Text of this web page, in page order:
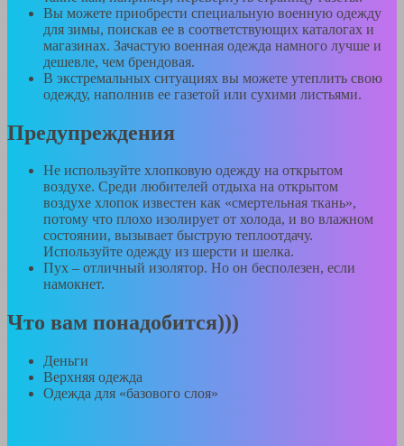
Вы можете приобрести специальную военную одежду
для зимы, поискав ее в соответствующих каталогах и
магазинах. Зачастую военная одежда намного лучше и
дешевле, чем брендовая.
В экстремальных ситуациях вы можете утеплить свою
одежду, наполнив ее газетой или сухими листьями.
Предупреждения
Не используйте хлопковую одежду на открытом
воздухе. Среди любителей отдыха на открытом
воздухе хлопок известен как «смертельная ткань»,
потому что плохо изолирует от холода, и во влажном
состоянии, вызывает быструю теплоотдачу.
Используйте одежду из шерсти и шелка.
Пух – отличный изолятор. Но он бесполезен, если
намокнет.
Что вам понадобится)))
Деньги
Верхняя одежда
Одежда для «базового слоя»